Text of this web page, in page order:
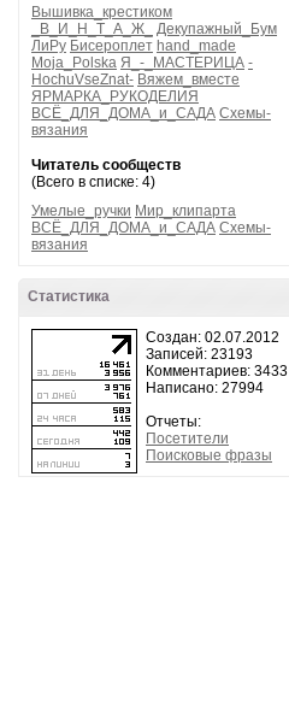
Вышивка_крестиком
_В_И_Н_Т_А_Ж_
Декупажный_Бум
ЛиРу Бисероплет hand_made
Moja_Polska Я_-_МАСТЕРИЦА -
HochuVseZnat- Вяжем_вместе
ЯРМАРКА_РУКОДЕЛИЯ
ВСЁ_ДЛЯ_ДОМА_и_САДА Схемы-
вязания
Читатель сообществ
(Всего в списке: 4)
Умелые_ручки Мир_клипарта
ВСЁ_ДЛЯ_ДОМА_и_САДА Схемы-
вязания
Статистика
Создан: 02.07.2012
Записей: 23193
Комментариев: 3433
Написано: 27994
Отчеты:
Посетители
Поисковые фразы